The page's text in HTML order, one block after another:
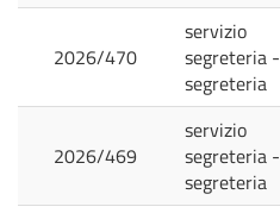
2026/470
servizio
segreteria -
segreteria
2026/469
servizio
segreteria -
segreteria